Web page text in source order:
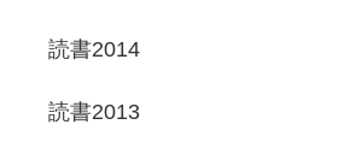
読書2014
読書2013